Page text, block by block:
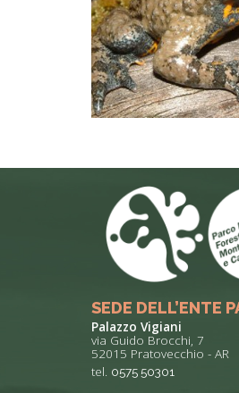
SEDE DELL’ENTE
Palazzo Vigiani
via Guido Brocchi, 7
52015 Pratovecchio - AR
tel. 0575 50301